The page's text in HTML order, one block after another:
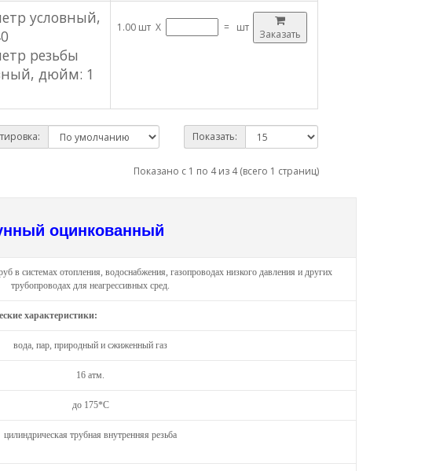
условный,
резьбы
дюйм: 1
1.00 шт X = шт
Заказать
Показать:
Показано с 1 по 4 из 4 (всего 1 страниц)
оцинкованный
в системах отопления, водоснабжения, газопроводах низкого давления и других
трубопроводах для неагрессивных сред.
характеристики:
вода, пар, природный и сжиженный газ
16 атм.
до 175*С
цилиндрическая трубная внутренняя резьба